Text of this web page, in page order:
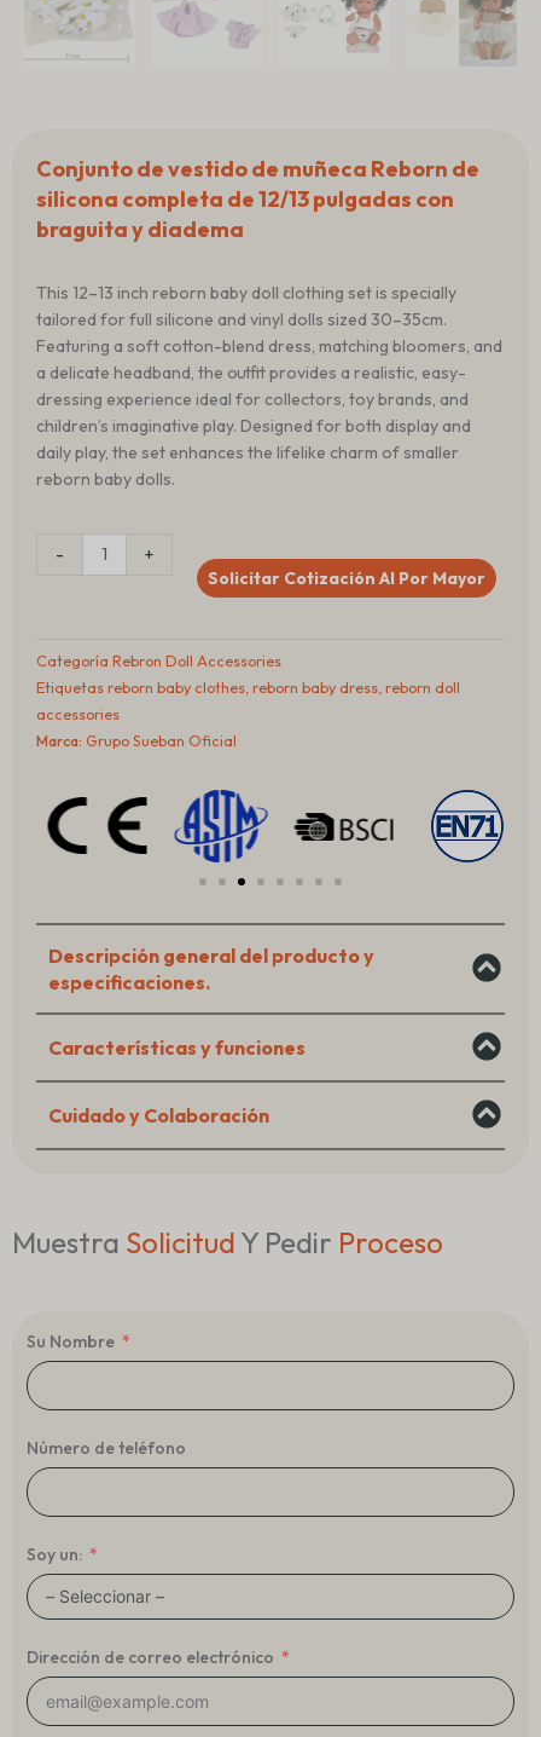
Conjunto de vestido de muñeca Reborn de
silicona completa de 12/13 pulgadas con
braguita y diadema
This 12–13 inch reborn baby doll clothing set is specially
tailored for full silicone and vinyl dolls sized 30–35cm.
Featuring a soft cotton-blend dress, matching bloomers, and
a delicate headband, the outfit provides a realistic, easy-
dressing experience ideal for collectors, toy brands, and
children’s imaginative play. Designed for both display and
daily play, the set enhances the lifelike charm of smaller
reborn baby dolls.
-
Cantidad
Silicone
Reborn
Doll
with
Bloomers
+
Solicitar Cotización Al Por Mayor
Categoría Rebron Doll Accessories
Etiquetasreborn baby clothes reborn baby dress reborn doll
accessories
Marca: Grupo Sueban Oficial
Descripción general del producto y
especificaciones.
Características y funciones
Cuidado y Colaboración
Muestra Solicitud Y Pedir Proceso
Su Nombre
Número de teléfono
Soy un:
Dirección de correo electrónico